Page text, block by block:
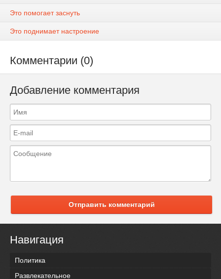
Это помогает заснуть
Это поднимает настроение
Комментарии (0)
Добавление комментария
Отправить комментарий
Навигация
Политика
Развлекательное